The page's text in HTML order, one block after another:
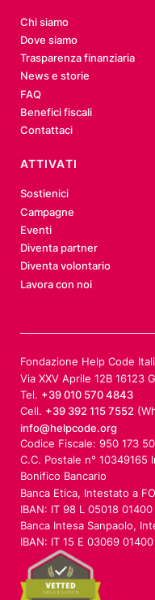
Chi siamo
Dove siamo
Trasparenza finanziaria
News e storie
FAQ
Benefici fiscali
Contattaci
ATTIVATI
Sostienici
Campagne
Eventi
Diventa partner
Diventa volontario
Lavora con noi
Fondazione Help Code
Via XXV Aprile 12B 16123
Tel. +39 010 570 4843
Cell. +39 392 115 7552
info@helpcode.org
Codice Fiscale: 950 173
C.C. Postale n°
Bonifico Bancario
Banca Etica, Intestato a
IBAN: IT 98 L 05018
Banca Intesa Sanpaolo,
IBAN: IT 15 E 03069